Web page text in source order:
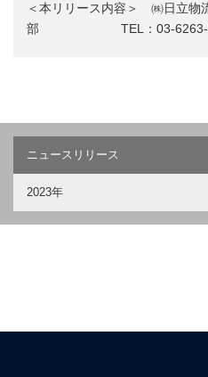
＜本リリース内容＞ ㈱日立
部 TEL：03-6263-
ニュースリリース
2023年